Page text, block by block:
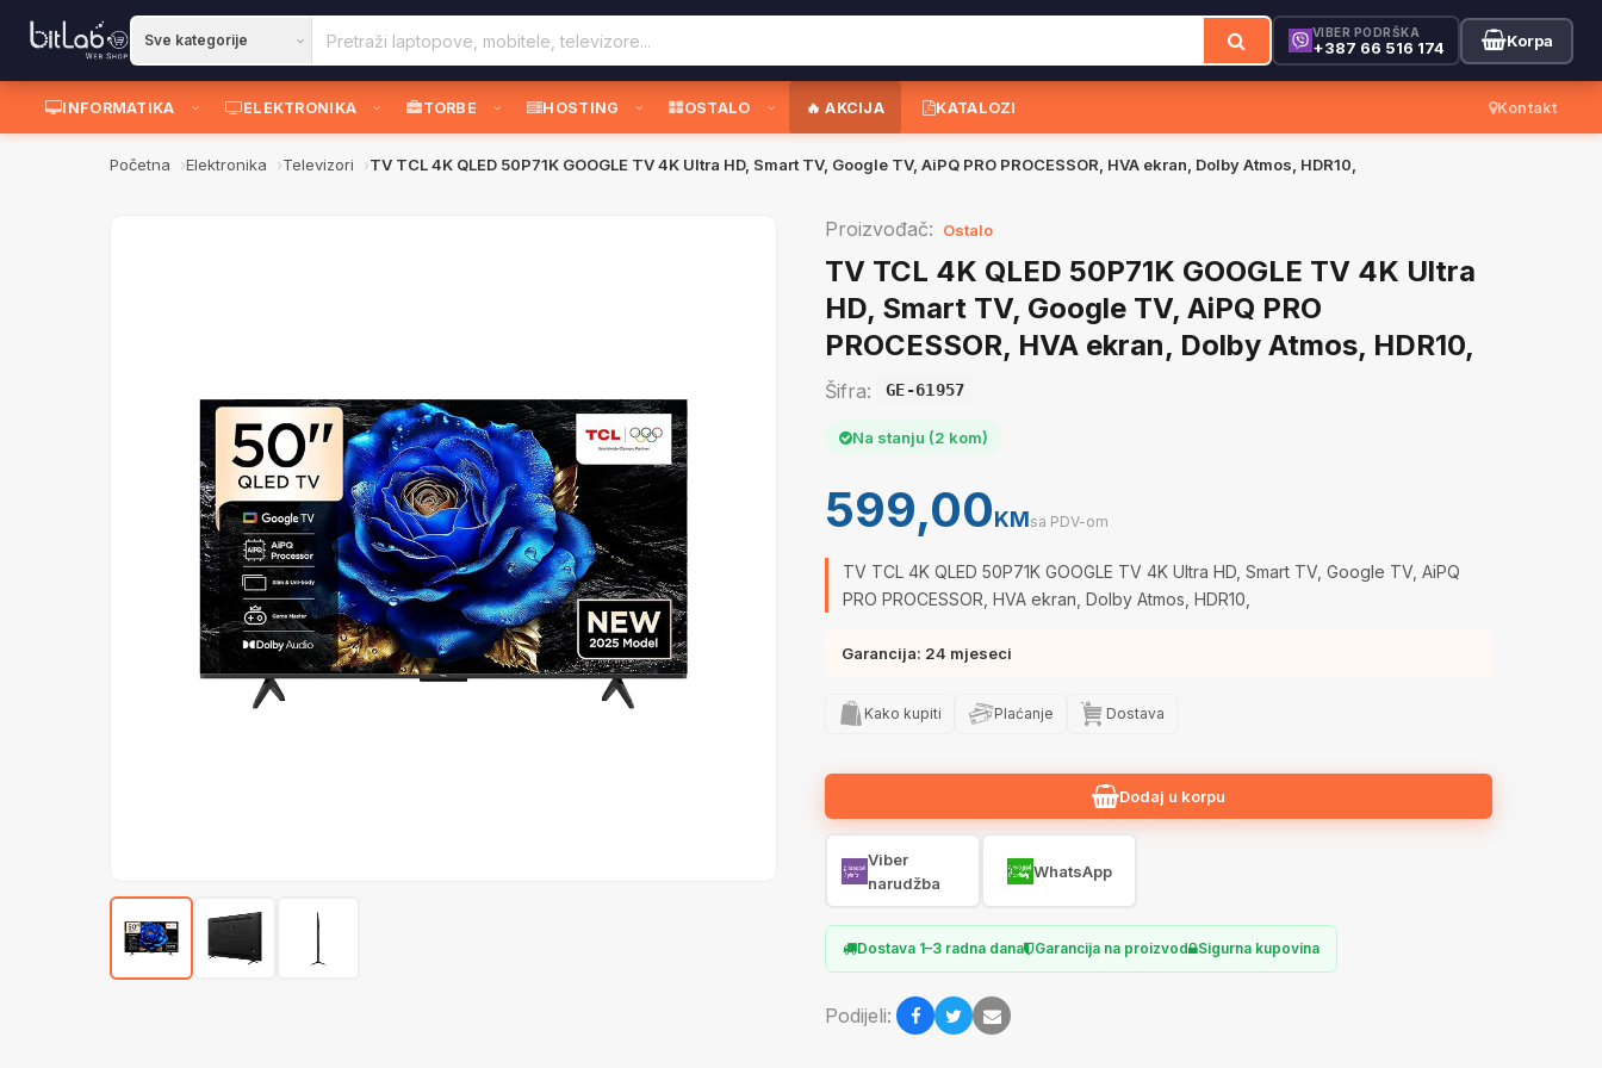
VIBER PODRŠKA
+387 66 516 174 Korpa
INFORMATIKA ELEKTRONIKA TORBE HOSTING OSTALO 🔥 AKCIJA KATALOZI Kontakt
Početna Elektronika Televizori TV TCL 4K QLED 50P71K GOOGLE TV 4K Ultra HD, Smart TV, Google TV, AiPQ PRO PROCESSOR, HVA ekran, Dolby Atmos, HDR10,
Proizvođač: Ostalo
TV TCL 4K QLED 50P71K GOOGLE TV 4K Ultra
HD, Smart TV, Google TV, AiPQ PRO
PROCESSOR, HVA ekran, Dolby Atmos, HDR10,
Šifra: GE-61957
Na stanju (2 kom)
599,00KMsa PDV-om
TV TCL 4K QLED 50P71K GOOGLE TV 4K Ultra HD, Smart TV, Google TV, AiPQ
PRO PROCESSOR, HVA ekran, Dolby Atmos, HDR10,
Garancija: 24 mjeseci
Kako kupiti Plaćanje Dostava
Dodaj u korpu
Viber
narudžba
WhatsApp
Dostava 1–3 radna dana Garancija na proizvod Sigurna kupovina
Podijeli: